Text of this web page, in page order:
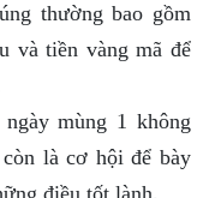
thường bao gồm
và tiền vàng mã để
mùng 1 không
là cơ hội để bày